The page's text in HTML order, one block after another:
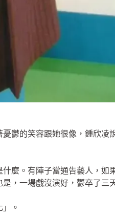
鬱的笑容跟她很像，鍾欣凌
麼。有陣子當通告藝人，如
，一場戲沒演好，鬱卒了三天
。